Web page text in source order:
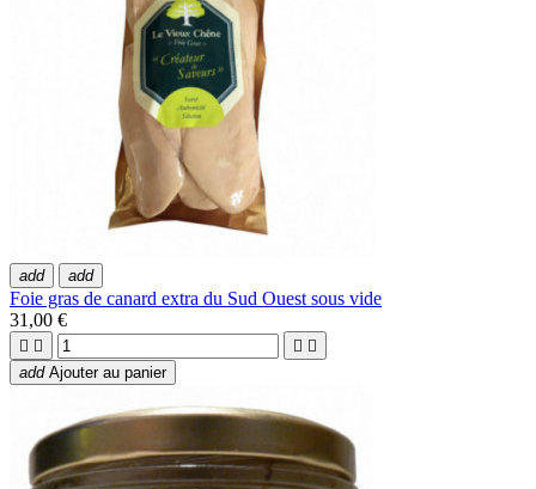
add add
Foie gras de canard extra du Sud Ouest sous vide
31,00 €
   
add Ajouter au panier